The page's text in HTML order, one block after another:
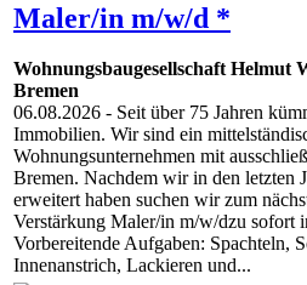
Maler/in m/w/d *
Wohnungsbaugesellschaft
Bremen
06.08.2026 - Seit über 75 Jahren
Immobilien. Wir sind ein
Wohnungsunternehmen mit
Bremen. Nachdem wir in den letzten
erweitert haben suchen wir zum
Verstärkung Maler/in m/w/dzu sofort
Vorbereitende Aufgaben: Spachteln,
Innenanstrich, Lackieren und...